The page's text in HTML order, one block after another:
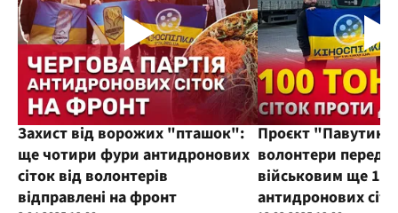
Захист від ворожих "пташок":
ще чотири фури антидронових
сіток від волонтерів
відправлені на фронт
Проєкт
волонтери
військовим ще
антидронових